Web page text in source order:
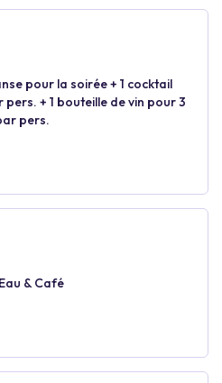
pour la soirée + 1 cocktail
+ 1 bouteille de vin pour 3
pers.
& Café